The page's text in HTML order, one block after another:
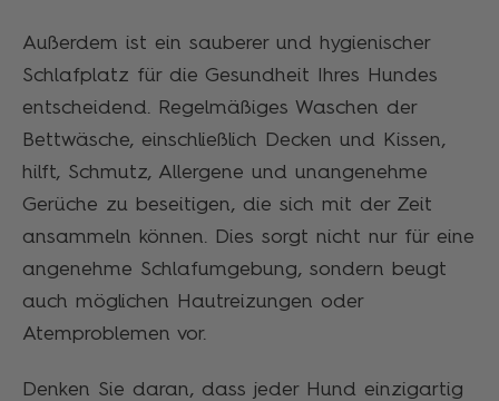
Außerdem ist ein sauberer und hygienischer
Schlafplatz für die Gesundheit Ihres Hundes
entscheidend. Regelmäßiges Waschen der
Bettwäsche, einschließlich Decken und Kissen,
hilft, Schmutz, Allergene und unangenehme
Gerüche zu beseitigen, die sich mit der Zeit
ansammeln können. Dies sorgt nicht nur für eine
angenehme Schlafumgebung, sondern beugt
auch möglichen Hautreizungen oder
Atemproblemen vor.
Denken Sie daran, dass jeder Hund einzigartig